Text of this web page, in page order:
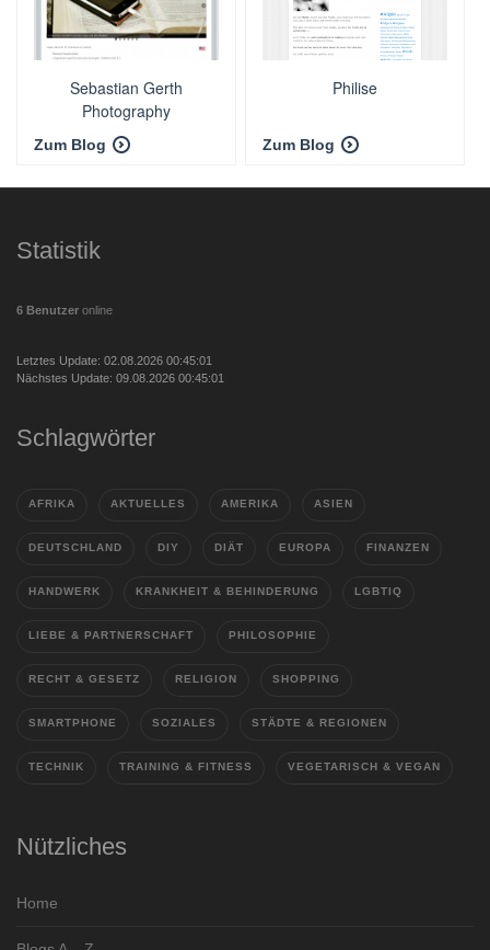
Sebastian Gerth
Photography
Zum Blog
Philise
Zum Blog
Statistik
6 Benutzer online
Letztes Update: 02.08.2026 00:45:01
Nächstes Update: 09.08.2026 00:45:01
Schlagwörter
AFRIKA AKTUELLES AMERIKA ASIEN
DEUTSCHLAND DIY DIÄT EUROPA FINANZEN
HANDWERK KRANKHEIT & BEHINDERUNG LGBTIQ
LIEBE & PARTNERSCHAFT PHILOSOPHIE
RECHT & GESETZ RELIGION SHOPPING
SMARTPHONE SOZIALES STÄDTE & REGIONEN
TECHNIK TRAINING & FITNESS VEGETARISCH & VEGAN
Nützliches
Home